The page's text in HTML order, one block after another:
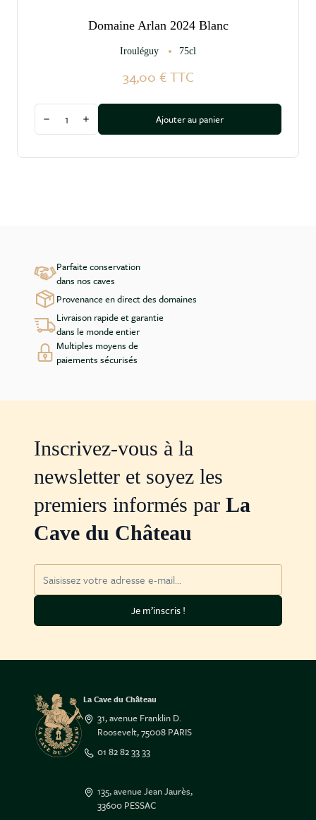
Domaine Arlan 2024 Blanc
Irouléguy 75cl
34,00 € TTC
Diminuer la quantité
Augmenter la quantitéAjouter au panier
Parfaite conservation
dans nos caves
Provenance en direct des domaines
Livraison rapide et garantie
dans le monde entier
Multiples moyens de
paiements sécurisés
Inscrivez-vous à la
newsletter et soyez les
premiers informés par La
Cave du Château
Je m’inscris !
La Cave du Château
31, avenue Franklin D.
Roosevelt, 75008 PARIS
01 82 82 33 33
135, avenue Jean Jaurès,
33600 PESSAC